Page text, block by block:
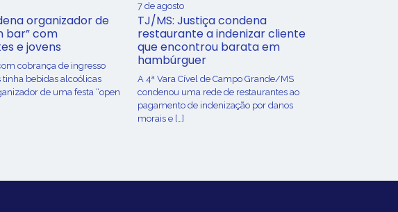
organizador de
bar” com
e jovens
cobrança de ingresso
bebidas alcoólicas
de uma festa “open
7 de agosto
TJ/MS: Justiça condena
restaurante a indenizar cliente
que encontrou barata em
hambúrguer
A 4ª Vara Cível de Campo Grande/MS
condenou uma rede de restaurantes ao
pagamento de indenização por danos
morais e […]